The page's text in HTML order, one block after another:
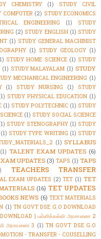
CHEMISTRY (1)
STUDY CIVIL
COMPUTER (2) STUDY ECONOMICS
ENGINEERING (1)
STUDY
(2) STUDY ENGLISH (1) STUDY
(1) STUDY GENERAL MACHINIST
(1) STUDY GEOLOGY (1)
STUDY HOME SCIENCE (1) STUDY
(1) STUDY MALAYALAM (1) STUDY
MECHANICAL ENGINEERING (1)
(1) STUDY NURSING (1)
STUDY
STUDY PHYSICAL EDUCATION (1)
(1) STUDY POLYTECHNIC (1) STUDY
(1) STUDY SOCIAL SCIENCE
STUDY STENOGRAPHY (1) STUDY
(1) STUDY TYPE WRITING (1) STUDY
(1) SYLLABUS
(1) TALENT EXAM UPDATES (6)
UPDATES (3) TAPS (1) TAPS
TEACHERS TRANSFER
EXAM UPDATES (2) TET (1) TET
(16) TET UPDATES
NEWS (6) TEXT MATERIALS
(1) TN GOVT DSE G.O DOWNLOAD
| பள்ளிக்கல்வி அரசாணை 2
அரசாணை 3 (1) TN GOVT DSE G.O
- TRANSFER - COUSELLING